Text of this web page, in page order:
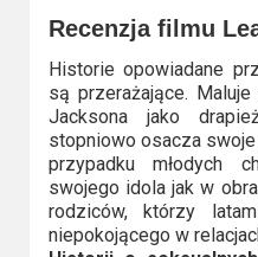
2015
2014
Recenzja filmu
Historie opowiadane
są przerażające.
Jacksona jako
stopniowo osacza
przypadku młodych
swojego idola jak w
rodziców, którzy
niepokojącego w